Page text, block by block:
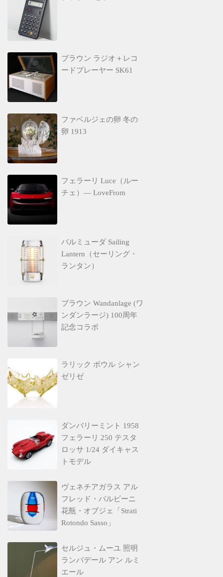
ブラウン ラジオ＋レコ
ードプレーヤー SK61
ファベルジェの卵 冬の
卵 1913
フェラーリ Luce（ルー
チェ）— LoveFrom
バルミューダ Sailing
Lantern（セーリング・
ランタン）
ブラウン Wandanlage (ワ
ンダンラージ) 100周年
記念コラボ
ラリック ボウル シャン
ゼリゼ
ダンバリーミント 1958
フェラーリ 250 テスタ
ロッサ 1/24 ダイキャス
トモデル
ヴェネチアガラス アル
フレッド・バルビーニ
花瓶・オブジェ「Strati
Rotondo Sasso」
セルジュ・ムーユ 照明
ランパデール アン ルミ
エール